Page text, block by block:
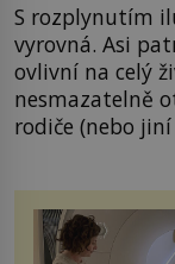
S rozplynutím
vyrovná. Asi
ovlivní na celý
nesmazatelně
rodiče (nebo